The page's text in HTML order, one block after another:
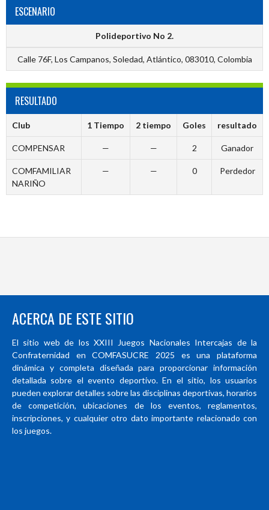
ESCENARIO
Polideportivo No 2.
Calle 76F, Los Campanos, Soledad, Atlántico, 083010, Colombia
RESULTADO
Club 1 Tiempo 2 tiempo Goles resultado
COMPENSAR — — 2 Ganador
COMFAMILIAR
NARIÑO
— — 0 Perdedor
ACERCA DE ESTE SITIO
El sitio web de los XXIII Juegos Nacionales Intercajas de la
Confraternidad en COMFASUCRE 2025 es una plataforma
dinámica y completa diseñada para proporcionar información
detallada sobre el evento deportivo. En el sitio, los usuarios
pueden explorar detalles sobre las disciplinas deportivas, horarios
de competición, ubicaciones de los eventos, reglamentos,
inscripciones, y cualquier otro dato importante relacionado con
los juegos.